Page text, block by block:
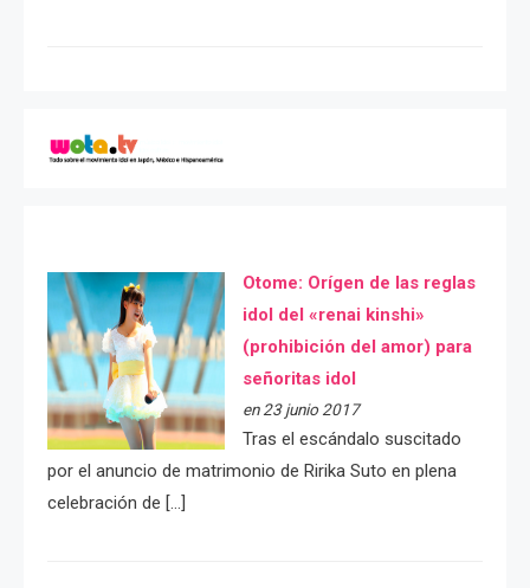
Otome: Orígen de las reglas
idol del «renai kinshi»
(prohibición del amor) para
señoritas idol
en 23 junio 2017
Tras el escándalo suscitado
por el anuncio de matrimonio de Ririka Suto en plena
celebración de […]